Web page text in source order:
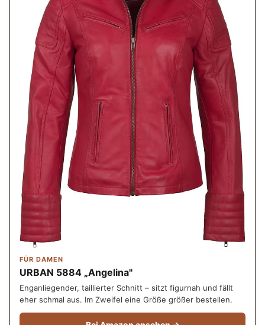
FÜR DAMEN
URBAN 5884 „Angelina"
Enganliegender, taillierter Schnitt – sitzt figurnah und fällt
eher schmal aus. Im Zweifel eine Größe größer bestellen.